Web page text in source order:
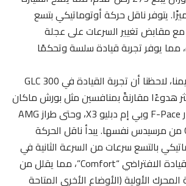
يتوفر ناقل حركة أوتوماتيكي بتسع
مقابض تغيير السرعات على عجلة
مما يوفر تجربة قيادة سلسة وتحكمًا
في تقييمنا، لاحظنا أن تجربة القيادة في GLC 300
هدوءًا مقارنةً بمنافسين مثل بورش ماكان
وجاغوار F-Pace وبي إم دبليو X3، وحتى طراز AMG
GLC 43 من مرسيدس نفسها. يبدأ ناقل الحركة
بالتسع سرعات من السرعة الثانية في
وضع القيادة الافتراضي “Comfort”، مما يقلل من
المحرك الأولية (الأوضاع الأخرى المتاحة